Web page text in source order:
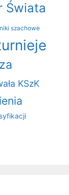
Świata
szachowe
KSzK